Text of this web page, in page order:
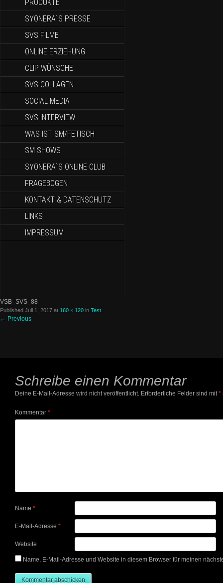
PRODUKTE
SYONERA`S PRESSE
SVS FILME
ONLINE ERZIEHUNG
CLIP WÜNSCHE
SVS COLLAGEN
SOCIAL MEDIA
SVS INTERVIEW
WAS IST SM/FETISCH
SM SHOWS
SYONERA`S ONLINE CLUB
FRAGEBOGEN
KONTAKT & DATENSCHUTZ
LINKS
IMPRESSUM
VSB_SVS_88
Published Juli 1, 2017 at 160 × 120 in Test
← Previous
Schreibe einen Kommentar
Deine E-Mail-Adresse wird nicht veröffentlicht. Erforderliche Felder sind mit*
Kommentar *
Name *
E-Mail-Adresse *
Website
Name, E-Mail-Adresse und Website in diesem Browser für meinen